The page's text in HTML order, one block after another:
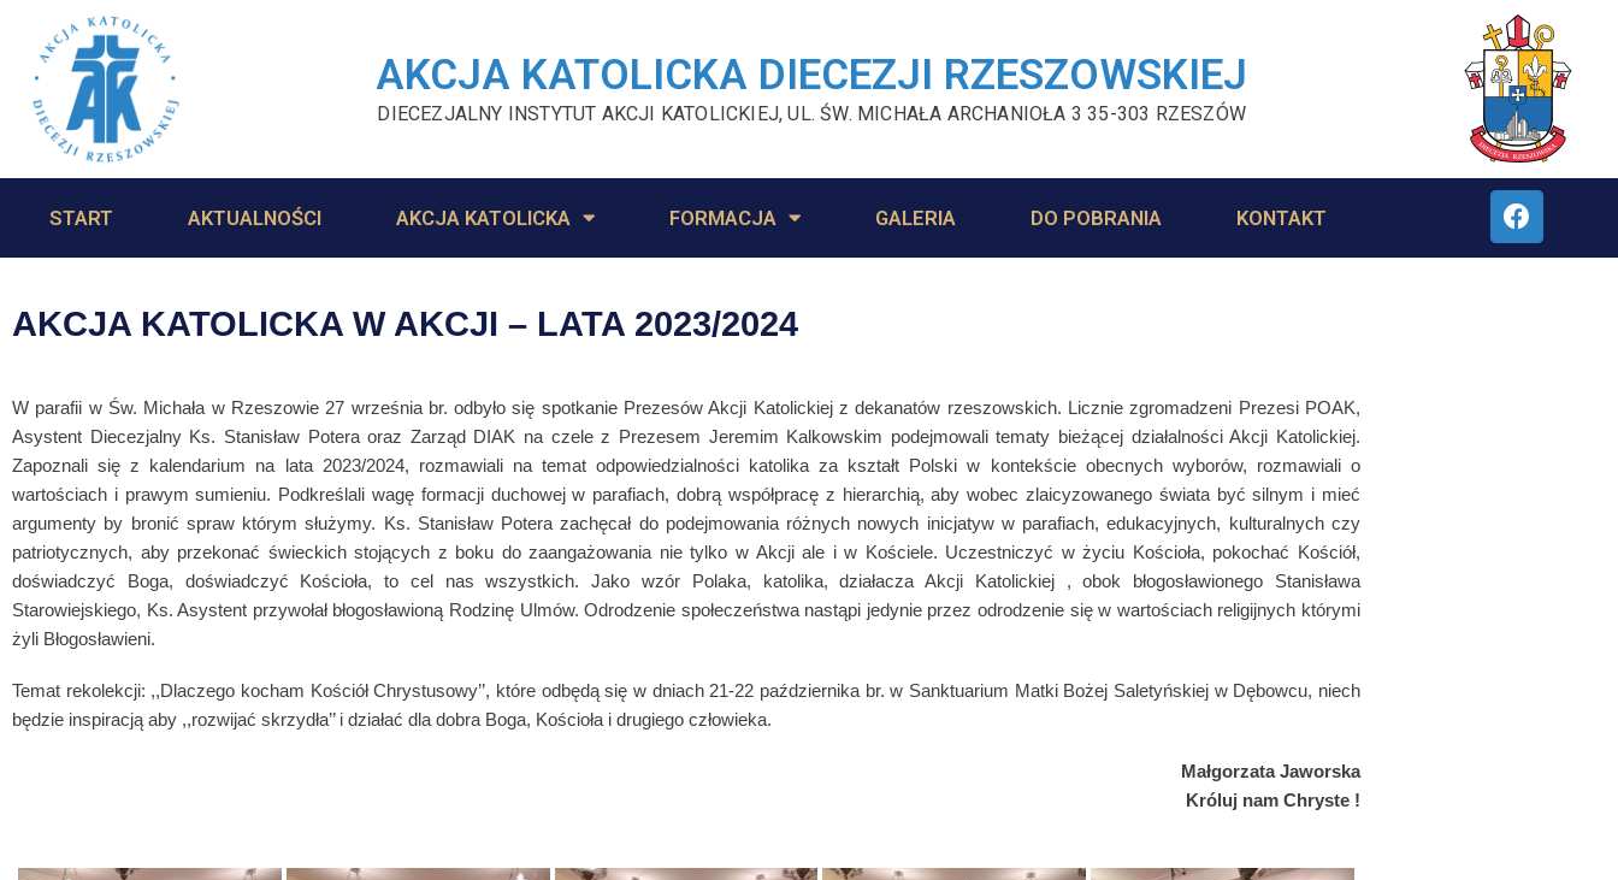
AKCJA KATOLICKA DIECEZJI RZESZOWSKIEJ
DIECEZJALNY INSTYTUT AKCJI KATOLICKIEJ, UL. ŚW. MICHAŁA ARCHANIOŁA 3 35-303 RZESZÓW
START AKTUALNOŚCI AKCJA KATOLICKA FORMACJA GALERIA DO POBRANIA KONTAKT
AKCJA KATOLICKA W AKCJI – LATA 2023/2024
W parafii w Św. Michała w Rzeszowie 27 września br. odbyło się spotkanie Prezesów Akcji Katolickiej z dekanatów rzeszowskich. Licznie zgromadzeni Prezesi POAK,
Asystent Diecezjalny Ks. Stanisław Potera oraz Zarząd DIAK na czele z Prezesem Jeremim Kalkowskim podejmowali tematy bieżącej działalności Akcji Katolickiej.
Zapoznali się z kalendarium na lata 2023/2024, rozmawiali na temat odpowiedzialności katolika za kształt Polski w kontekście obecnych wyborów, rozmawiali o
wartościach i prawym sumieniu. Podkreślali wagę formacji duchowej w parafiach, dobrą współpracę z hierarchią, aby wobec zlaicyzowanego świata być silnym i mieć
argumenty by bronić spraw którym służymy. Ks. Stanisław Potera zachęcał do podejmowania różnych nowych inicjatyw w parafiach, edukacyjnych, kulturalnych czy
patriotycznych, aby przekonać świeckich stojących z boku do zaangażowania nie tylko w Akcji ale i w Kościele. Uczestniczyć w życiu Kościoła, pokochać Kościół,
doświadczyć Boga, doświadczyć Kościoła, to cel nas wszystkich. Jako wzór Polaka, katolika, działacza Akcji Katolickiej , obok błogosławionego Stanisława
Starowiejskiego, Ks. Asystent przywołał błogosławioną Rodzinę Ulmów. Odrodzenie społeczeństwa nastąpi jedynie przez odrodzenie się w wartościach religijnych którymi
żyli Błogosławieni.
Temat rekolekcji: ,,Dlaczego kocham Kościół Chrystusowy’’, które odbędą się w dniach 21-22 października br. w Sanktuarium Matki Bożej Saletyńskiej w Dębowcu, niech
będzie inspiracją aby ,,rozwijać skrzydła’’ i działać dla dobra Boga, Kościoła i drugiego człowieka.
Małgorzata Jaworska
Króluj nam Chryste !